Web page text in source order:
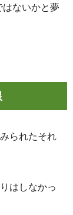
はないかと夢
られたそれ
はしなかっ